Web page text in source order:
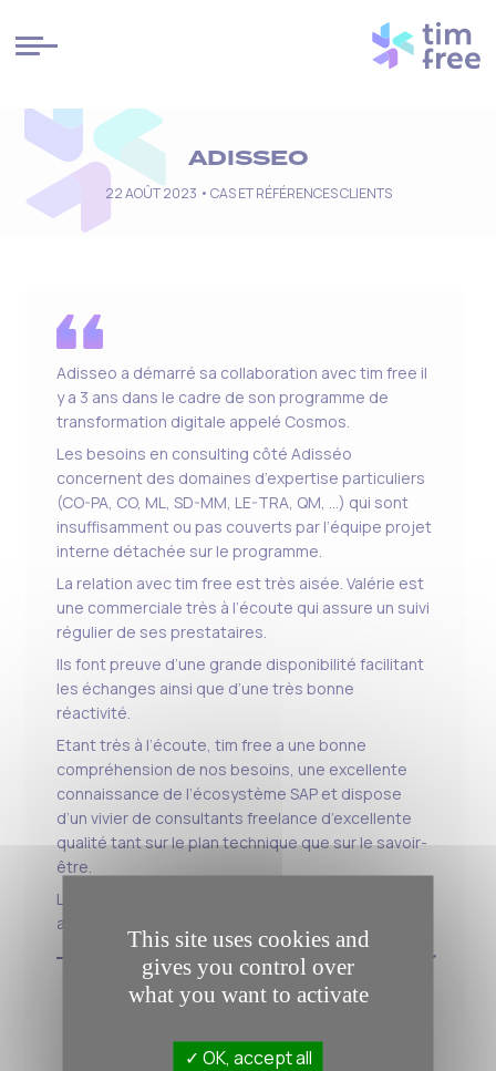
ADISSEO
22 AOÛT 2023 • CAS ET RÉFÉRENCES CLIENTS
Adisseo a démarré sa collaboration avec tim free il
y a 3 ans dans le cadre de son programme de
transformation digitale appelé Cosmos.
Les besoins en consulting côté Adisséo
concernent des domaines d’expertise particuliers
(CO-PA, CO, ML, SD-MM, LE-TRA, QM, …) qui sont
insuffisamment ou pas couverts par l’équipe projet
interne détachée sur le programme.
La relation avec tim free est très aisée. Valérie est
une commerciale très à l’écoute qui assure un suivi
régulier de ses prestataires.
Ils font preuve d’une grande disponibilité facilitant
les échanges ainsi que d’une très bonne
réactivité.
Etant très à l’écoute, tim free a une bonne
compréhension de nos besoins, une excellente
connaissance de l’écosystème SAP et dispose
d’un vivier de consultants freelance d’excellente
qualité tant sur le plan technique que sur le savoir-
être.
Les candidatures proposées se sont toujours
avérées très pertinentes.
Hélène ROUSSEL, SAP COE Leader
& IT Business Partner
This site uses cookies and
gives you control over
what you want to activate
OK, accept all